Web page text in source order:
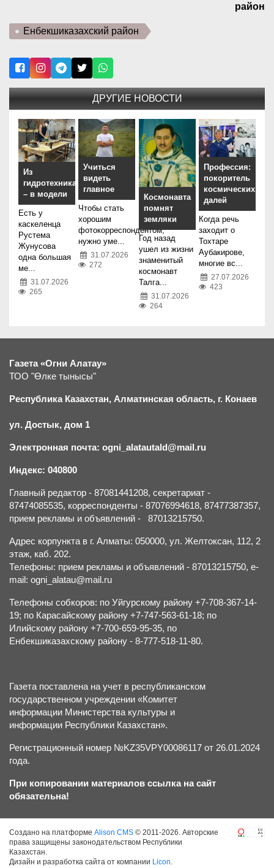
район
Енбекшиказахский район
ДРУГИЕ НОВОСТИ
Из
гидротехника
– в модели
Есть у
каскеленца
Рустема
Жунусова
одна большая
ме...
31.07.2026
265
Учиться
видеть
главное
Чтобы стать
хорошим
фотокорреспондентом,
нужно уме...
31.07.2026
272
Космонавта
помнят
земляки
Год назад
ушел из жизни
знаменитый
космонавт
Талга...
31.07.2026
264
Профессия:
покоритель
космических
далей
Когда речь
заходит о
Тохтаре
Аубакирове,
многие вс...
27.07.2026
423
Газета «Огни Алатау»
ТОО "Өлке тынысы"
Республика Казахстан, Алматинская область, г. Конаев
ул. Достык, дом 1
Электронная почта: ogni_alatautald@mail.ru
Индекс: 040800
Главный редактор - 87081441208, секретариат -
87474085535, корреспонденты - 87076994618, 87477387357,
прием рекламы и объявлений - 87013215750.
Адрес корпункта в г. Алматы: 050000, ул. Желтоксан, 112, 2
этаж, каб. 202.
Телефоны: прием рекламы и объявлений - 87013215750, e-
mail: ogni_alatau@mail.ru
Телефоны собкоров: по Уйгурскому району +7-708-367-14-
19; по Карасайскому району +7-747-563-61-18; по
Илийскому району +7-700-659-95-35, по
Енбекшиказахскому району - 8-777-518-11-80.
Газета поставлена на учет в республиканском
государственном учреждении «Комитет
информации Министерства культуры и
информации Республики Казахстан».
Регистрационный номер №KZ35VPY00086117 от 26.01.2024
года.
При копировании материалов ссылка на сайт
обязательна!
Создано на платформе Alison CMS © 2011-2026. Авторские
права защищены законодательством Республики
Казахстан.
Дизайн и разработка сайта от компании Licon.